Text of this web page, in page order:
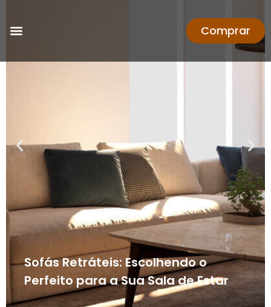
Comprar
Sofás Retráteis: Escolhendo o
Perfeito para a Sua Sala de Estar